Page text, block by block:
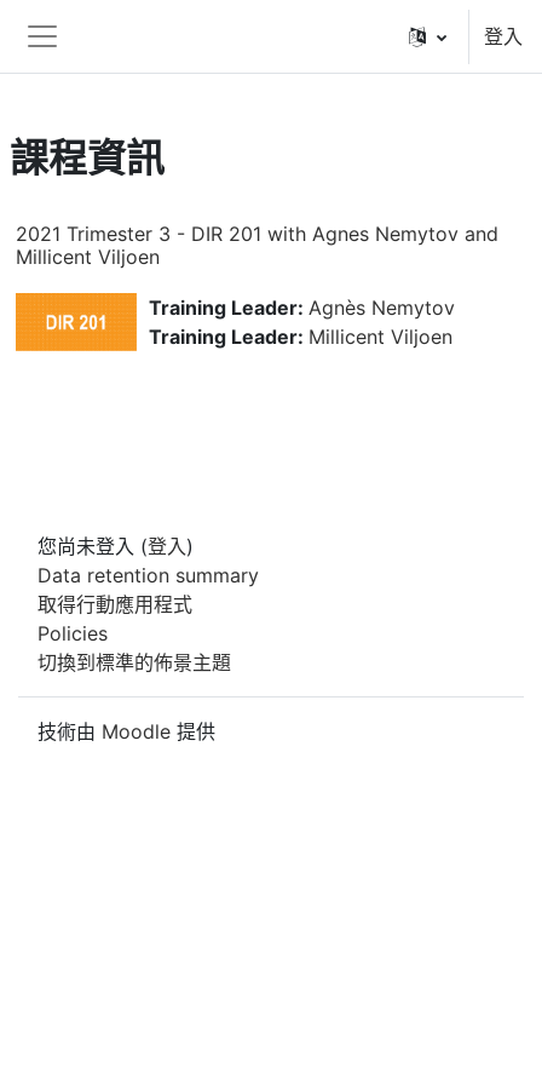
側板
登入
課程資訊
2021 Trimester 3 - DIR 201 with Agnes Nemytov and
Millicent Viljoen
Training Leader: Agnès Nemytov
Training Leader: Millicent Viljoen
您尚未登入 (登入)
Data retention summary
取得行動應用程式
Policies
切換到標準的佈景主題
技術由 Moodle 提供